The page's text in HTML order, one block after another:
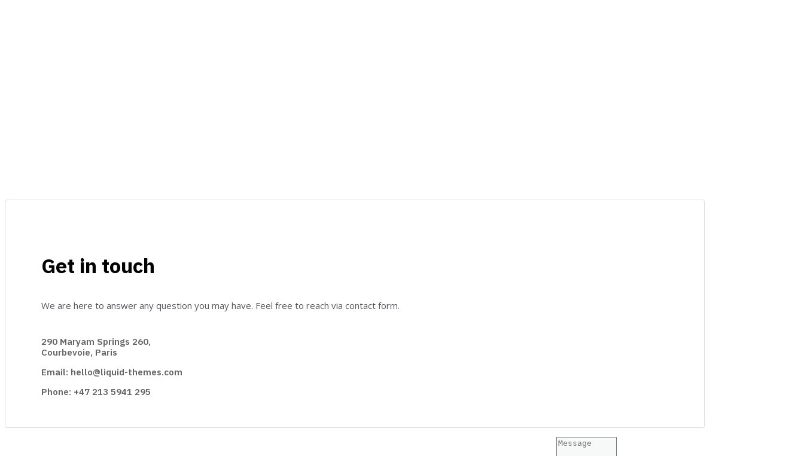
Get in touch
We are here to answer any question you may have. Feel free to reach via contact form.
290 Maryam Springs 260,
Courbevoie, Paris
Email: hello@liquid-themes.com
Phone: +47 213 5941 295